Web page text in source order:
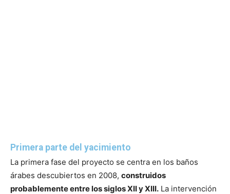
Primera parte del yacimiento
La primera fase del proyecto se centra en los baños
árabes descubiertos en 2008, construidos
probablemente entre los siglos XII y XIII. La intervención